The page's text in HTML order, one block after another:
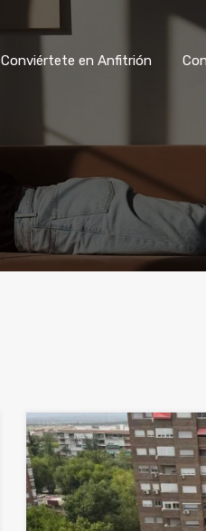
Cómo Funciona
Conviértete en Anfitrión